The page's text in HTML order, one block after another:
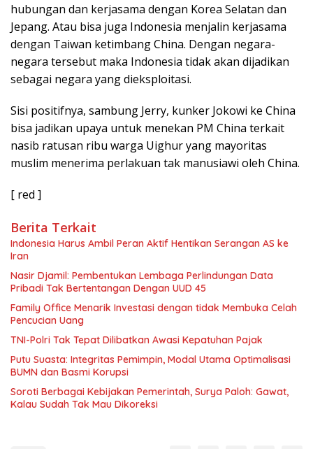
hubungan dan kerjasama dengan Korea Selatan dan
Jepang. Atau bisa juga Indonesia menjalin kerjasama
dengan Taiwan ketimbang China. Dengan negara-
negara tersebut maka Indonesia tidak akan dijadikan
sebagai negara yang dieksploitasi.
Sisi positifnya, sambung Jerry, kunker Jokowi ke China
bisa jadikan upaya untuk menekan PM China terkait
nasib ratusan ribu warga Uighur yang mayoritas
muslim menerima perlakuan tak manusiawi oleh China.
[ red ]
Berita Terkait
Indonesia Harus Ambil Peran Aktif Hentikan Serangan AS ke
Iran
Nasir Djamil: Pembentukan Lembaga Perlindungan Data
Pribadi Tak Bertentangan Dengan UUD 45
Family Office Menarik Investasi dengan tidak Membuka Celah
Pencucian Uang
TNI-Polri Tak Tepat Dilibatkan Awasi Kepatuhan Pajak
Putu Suasta: Integritas Pemimpin, Modal Utama Optimalisasi
BUMN dan Basmi Korupsi
Soroti Berbagai Kebijakan Pemerintah, Surya Paloh: Gawat,
Kalau Sudah Tak Mau Dikoreksi